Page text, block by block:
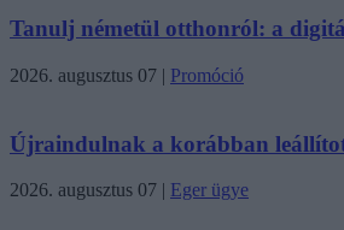
Tanulj németül otthonról: a
2026. augusztus 07 | Promóció
Újraindulnak a korábban
2026. augusztus 07 | Eger ügye